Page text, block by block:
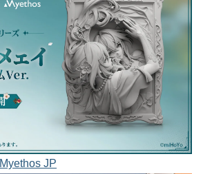
Myethos JP